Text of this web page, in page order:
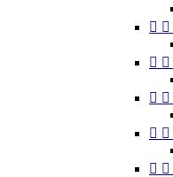
 
 
 
 
 